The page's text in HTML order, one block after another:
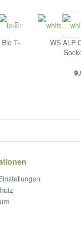
T-
WS ALP